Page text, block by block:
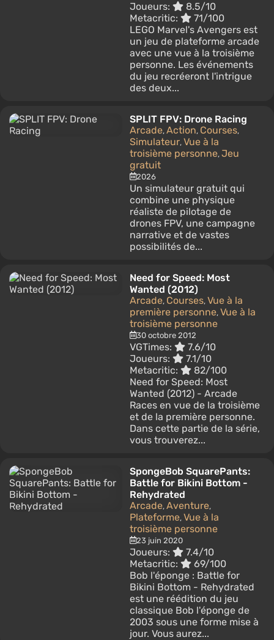
Joueurs:
8.5/10
Metacritic:
71/100
LEGO Marvel's Avengers est
un jeu de plateforme arcade
avec une vue à la troisième
personne. Les événements
du jeu recréeront l'intrigue
des deux...
SPLIT FPV: Drone Racing
Arcade, Action, Courses,
Simulateur, Vue à la
troisième personne, Jeu
gratuit
2026
Un simulateur gratuit qui
combine une physique
réaliste de pilotage de
drones FPV, une campagne
narrative et de vastes
possibilités de...
Need for Speed: Most
Wanted (2012)
Arcade, Courses, Vue à la
première personne, Vue à la
troisième personne
30 octobre 2012
VGTimes:
7.6/10
Joueurs:
7.1/10
Metacritic:
82/100
Need for Speed: Most
Wanted (2012) - Arcade
Races en vue de la troisième
et de la première personne.
Dans cette partie de la série,
vous trouverez...
SpongeBob SquarePants:
Battle for Bikini Bottom -
Rehydrated
Arcade, Aventure,
Plateforme, Vue à la
troisième personne
23 juin 2020
Joueurs:
7.4/10
Metacritic:
69/100
Bob l'éponge : Battle for
Bikini Bottom - Rehydrated
est une réédition du jeu
classique Bob l'éponge de
2003 sous une forme mise à
jour. Vous aurez...